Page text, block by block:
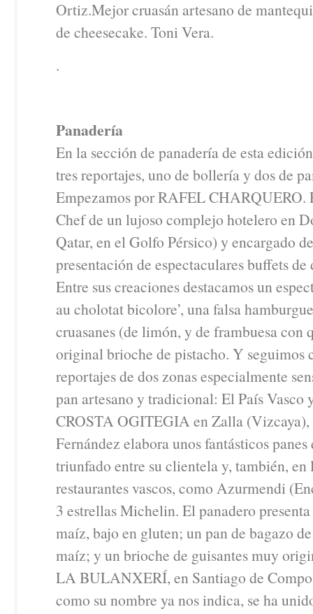
Ortiz.Mejor cruasán artesano de
de cheesecake. Toni Vera.
.
Panadería
En la sección de panadería de esta
tres reportajes, uno de bollería y dos de
Empezamos por RAFEL CHARQUERO.
Chef de un lujoso complejo hotelero en
Qatar, en el Golfo Pérsico) y encargado
presentación de espectaculares buffets de
Entre sus creaciones destacamos un
au cholotat bicolore’, una falsa
cruasanes (de limón, y de frambuesa con
original brioche de pistacho. Y seguimos
reportajes de dos zonas especialmente
pan artesano y tradicional: El País Vasco
CROSTA OGITEGIA en Zalla (Vizcaya),
Fernández elabora unos fantásticos panes
triunfado entre su clientela y, también, en
restaurantes vascos, como Azurmendi
3 estrellas Michelin. El panadero
maíz, bajo en gluten; un pan de bagazo
maíz; y un brioche de guisantes muy
LA BULANXERÍ, en Santiago de
como su nombre ya nos indica, se ha